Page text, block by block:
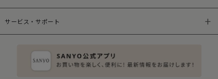
サービス・サポート